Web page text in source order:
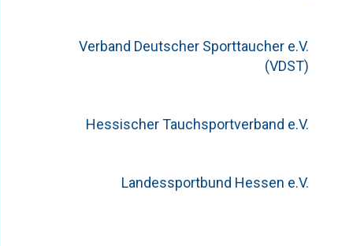
Verband Deutscher Sporttaucher e.V.
(VDST)
Hessischer Tauchsportverband e.V.
Landessportbund Hessen e.V.